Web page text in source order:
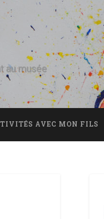
au musée
AVEC MON FILS